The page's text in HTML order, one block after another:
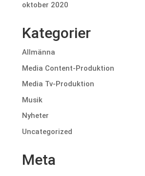
oktober 2020
Kategorier
Allmänna
Media Content-Produktion
Media Tv-Produktion
Musik
Nyheter
Uncategorized
Meta